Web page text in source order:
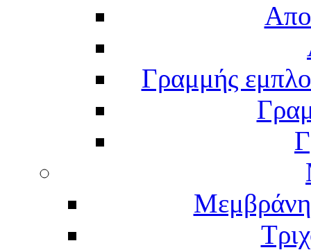
Γραμμής